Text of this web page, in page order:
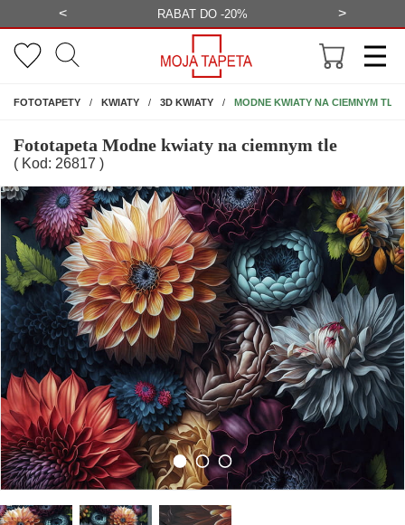
< BEZPŁATNA WIZUALIZACJA >
FOTOTAPETYNA ŚCIANĘ
KWIATY 3D KWIATY MODNE KWIATY NA CIEMNYM TLE
Fototapeta Modne kwiaty na ciemnym tle
( Kod: 26817 )